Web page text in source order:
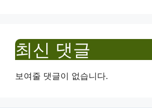
최신 댓글
보여줄 댓글이 없습니다.